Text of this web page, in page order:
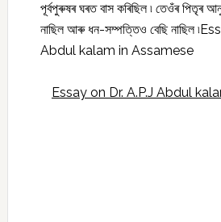
পূৰ্বপুৰুষৰ ঘৰত বাস কৰিছিল ৷ তেওঁৰ পিতৃৰ
নাছিল আৰু ধন-সম্পত্তিও বেছি নাছিল
Abdul kalam in Assamese
Essay on Dr. A.P.J Abdul